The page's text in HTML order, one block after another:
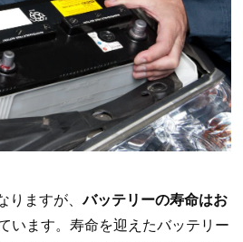
りますが、バッテリーの寿命はお
います。寿命を迎えたバッテリー